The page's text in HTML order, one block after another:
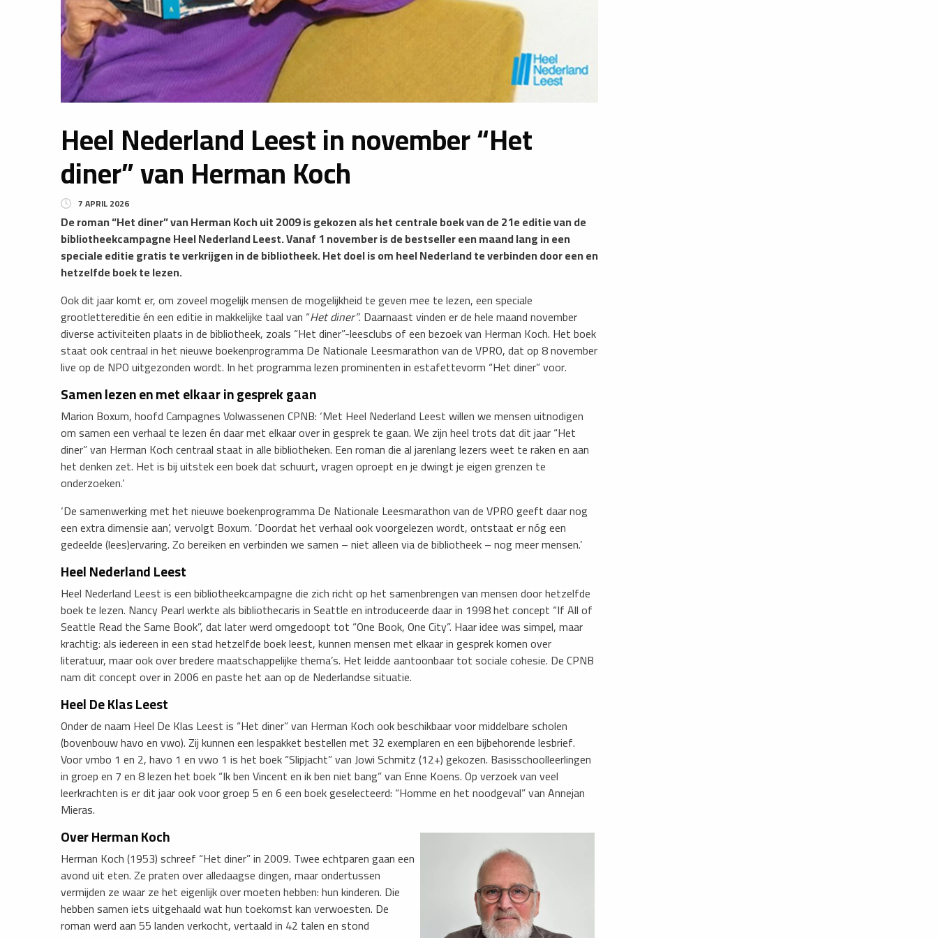
Heel Nederland Leest in november “Het
diner” van Herman Koch
7 APRIL 2026
De roman “Het diner” van Herman Koch uit 2009 is gekozen als het centrale boek van de 21e editie van de
bibliotheekcampagne Heel Nederland Leest. Vanaf 1 november is de bestseller een maand lang in een
speciale editie gratis te verkrijgen in de bibliotheek. Het doel is om heel Nederland te verbinden door een en
hetzelfde boek te lezen.
Ook dit jaar komt er, om zoveel mogelijk mensen de mogelijkheid te geven mee te lezen, een speciale
grootlettereditie én een editie in makkelijke taal van “Het diner”. Daarnaast vinden er de hele maand november
diverse activiteiten plaats in de bibliotheek, zoals “Het diner”-leesclubs of een bezoek van Herman Koch. Het boek
staat ook centraal in het nieuwe boekenprogramma De Nationale Leesmarathon van de VPRO, dat op 8 november
live op de NPO uitgezonden wordt. In het programma lezen prominenten in estafettevorm “Het diner” voor.
Samen lezen en met elkaar in gesprek gaan
Marion Boxum, hoofd Campagnes Volwassenen CPNB: ‘Met Heel Nederland Leest willen we mensen uitnodigen
om samen een verhaal te lezen én daar met elkaar over in gesprek te gaan. We zijn heel trots dat dit jaar “Het
diner” van Herman Koch centraal staat in alle bibliotheken. Een roman die al jarenlang lezers weet te raken en aan
het denken zet. Het is bij uitstek een boek dat schuurt, vragen oproept en je dwingt je eigen grenzen te
onderzoeken.’
‘De samenwerking met het nieuwe boekenprogramma De Nationale Leesmarathon van de VPRO geeft daar nog
een extra dimensie aan’, vervolgt Boxum. ‘Doordat het verhaal ook voorgelezen wordt, ontstaat er nóg een
gedeelde (lees)ervaring. Zo bereiken en verbinden we samen – niet alleen via de bibliotheek – nog meer mensen.’
Heel Nederland Leest
Heel Nederland Leest is een bibliotheekcampagne die zich richt op het samenbrengen van mensen door hetzelfde
boek te lezen. Nancy Pearl werkte als bibliothecaris in Seattle en introduceerde daar in 1998 het concept “If All of
Seattle Read the Same Book”, dat later werd omgedoopt tot “One Book, One City”. Haar idee was simpel, maar
krachtig: als iedereen in een stad hetzelfde boek leest, kunnen mensen met elkaar in gesprek komen over
literatuur, maar ook over bredere maatschappelijke thema’s. Het leidde aantoonbaar tot sociale cohesie. De CPNB
nam dit concept over in 2006 en paste het aan op de Nederlandse situatie.
Heel De Klas Leest
Onder de naam Heel De Klas Leest is “Het diner” van Herman Koch ook beschikbaar voor middelbare scholen
(bovenbouw havo en vwo). Zij kunnen een lespakket bestellen met 32 exemplaren en een bijbehorende lesbrief.
Voor vmbo 1 en 2, havo 1 en vwo 1 is het boek “Slipjacht” van Jowi Schmitz (12+) gekozen. Basisschoolleerlingen
in groep en 7 en 8 lezen het boek “Ik ben Vincent en ik ben niet bang” van Enne Koens. Op verzoek van veel
leerkrachten is er dit jaar ook voor groep 5 en 6 een boek geselecteerd: “Homme en het noodgeval” van Annejan
Mieras.
Over Herman Koch
Herman Koch (1953) schreef “Het diner” in 2009. Twee echtparen gaan een
avond uit eten. Ze praten over alledaagse dingen, maar ondertussen
vermijden ze waar ze het eigenlijk over moeten hebben: hun kinderen. Die
hebben samen iets uitgehaald wat hun toekomst kan verwoesten. De
roman werd aan 55 landen verkocht, vertaald in 42 talen en stond